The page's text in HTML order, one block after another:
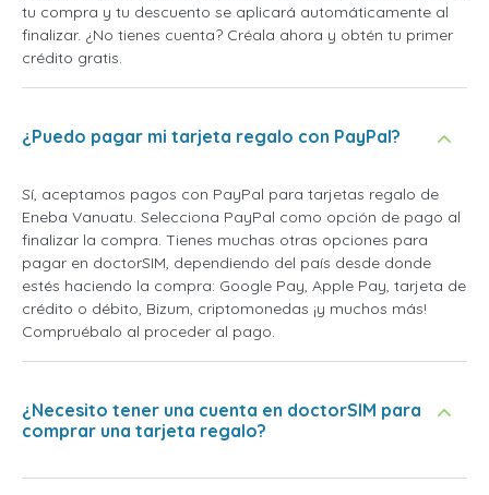
tu compra y tu descuento se aplicará automáticamente al
finalizar. ¿No tienes cuenta? Créala ahora y obtén tu primer
crédito gratis.
¿Puedo pagar mi tarjeta regalo con PayPal?
Sí, aceptamos pagos con PayPal para tarjetas regalo de
Eneba Vanuatu. Selecciona PayPal como opción de pago al
finalizar la compra. Tienes muchas otras opciones para
pagar en doctorSIM, dependiendo del país desde donde
estés haciendo la compra: Google Pay, Apple Pay, tarjeta de
crédito o débito, Bizum, criptomonedas ¡y muchos más!
Compruébalo al proceder al pago.
¿Necesito tener una cuenta en doctorSIM para
comprar una tarjeta regalo?